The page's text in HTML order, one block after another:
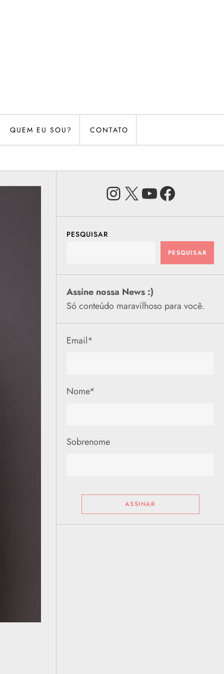
QUEM EU SOU? CONTATO
Instagram
X Youtube
PESQUISAR
PESQUISAR
Assine nossa News :)
Só conteúdo maravilhoso para você.
Email*
Nome*
Sobrenome